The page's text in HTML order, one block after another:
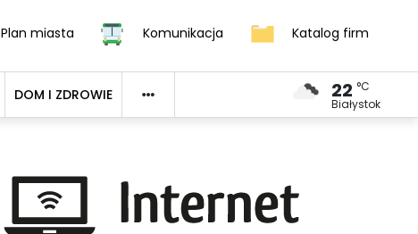
Plan miasta Komunikacja Katalog firm
DOM I ZDROWIE 22 °C
Białystok